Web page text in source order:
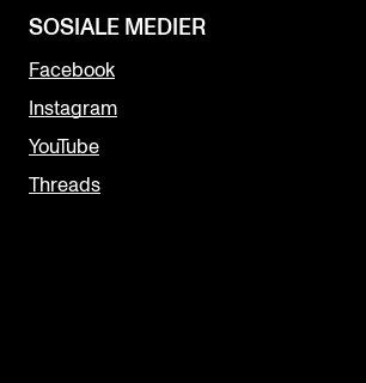
SOSIALE MEDIER
Facebook
Instagram
YouTube
Threads